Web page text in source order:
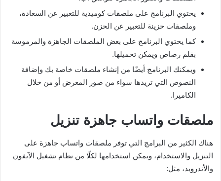
يحتوي البرنامج على ملصقات كوميدية للتعبير عن السعادة،
وملصقات حزينة للتعبير عن الحزن.
كما يحتوي البرنامج على بعض الملصقات الجاهزة والمرموسة
بقلم رصاص ويمكن تحميلها.
ويمكنك البرنامج أيضًا من إنشاء ملصقات خاصة بك وإضافة
النصوص التي تريدها سواء من صور المعرض أو من خلال
الكاميرا.
ملصقات واتساب جاهزة تنزيل
هناك الكثير من البرامج التي توفر ملصقات واتساب جاهزة على
التنزيل والاستخدام، ويمكن استخدامها لكلًا من نظام تشغيل الآيفون
والأندرويد، مثل: